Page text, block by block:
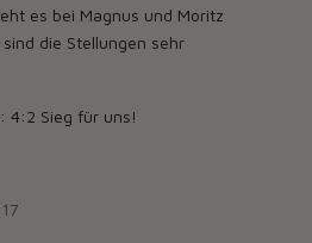
es bei Magnus und Moritz
die Stellungen sehr
4:2 Sieg für uns!